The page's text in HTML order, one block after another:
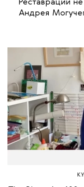
Реставрации
Андрея